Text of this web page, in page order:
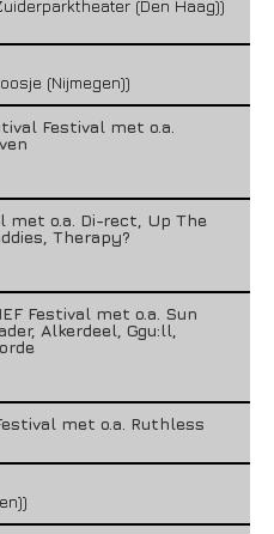
(Den Haag))
(Nijmegen))
Festival met o.a.
met o.a. Di-rect, Up The
Therapy?
Festival met o.a. Sun
Alkerdeel, Ggu:ll,
met o.a. Ruthless